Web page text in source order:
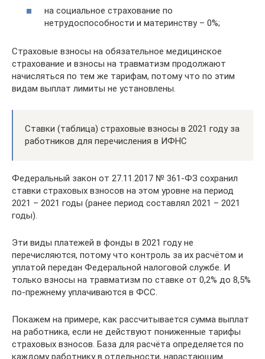
на социальное страхование по
нетрудоспособности и материнству – 0%;
Страховые взносы на обязательное медицинское
страхование и взносы на травматизм продолжают
начисляться по тем же тарифам, потому что по этим
видам выплат лимиты не установлены.
Ставки (таблица) страховые взносы в 2021 году за
работников для перечисления в ИФНС
Федеральный закон от 27.11.2017 № 361-ФЗ сохранил
ставки страховых взносов на этом уровне на период
2021 – 2021 годы (ранее период составлял 2021 – 2021
годы).
Эти виды платежей в фонды в 2021 году не
перечисляются, потому что контроль за их расчётом и
уплатой передан Федеральной налоговой службе. И
только взносы на травматизм по ставке от 0,2% до 8,5%
по-прежнему уплачиваются в ФСС.
Покажем на примере, как рассчитывается сумма выплат
на работника, если не действуют пониженные тарифы
страховых взносов. База для расчёта определяется по
каждому работнику в отдельности, нарастающим